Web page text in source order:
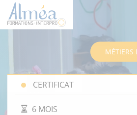
CERTIFICAT
DURÉE DE LA FORMATION
6 MOIS